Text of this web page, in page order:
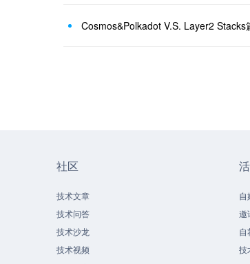
Cosmos&Polkadot V.S. Layer2
社区
技术文章
技术问答
技术沙龙
技术视频
自
邀
自
技